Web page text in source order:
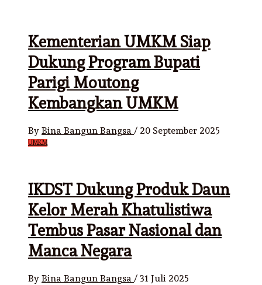
Kementerian UMKM Siap
Dukung Program Bupati
Parigi Moutong
Kembangkan UMKM
By Bina Bangun Bangsa / 20 September 2025
UMKM
IKDST Dukung Produk Daun
Kelor Merah Khatulistiwa
Tembus Pasar Nasional dan
Manca Negara
By Bina Bangun Bangsa / 31 Juli 2025